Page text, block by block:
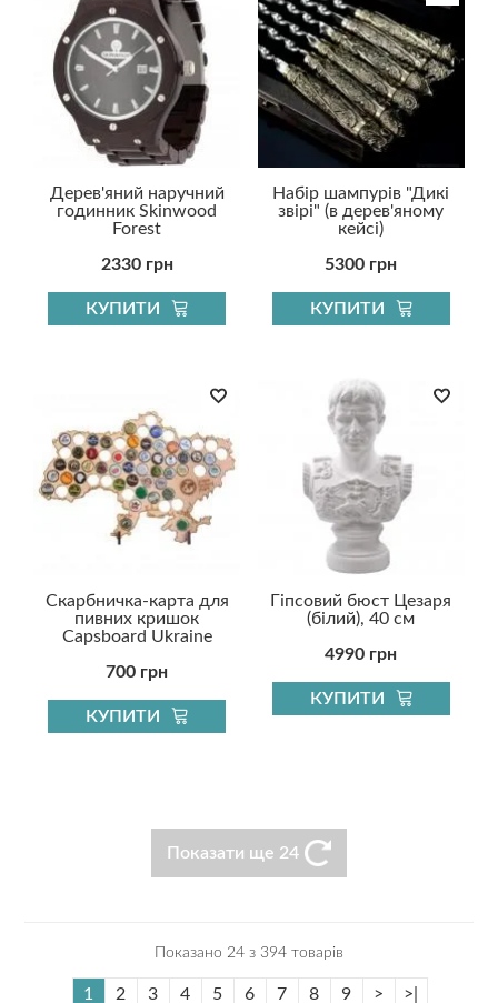
Дерев'яний наручний
годинник Skinwood
Forest
2330 грн
КУПИТИ
Набір шампурів "Дикі
звірі" (в дерев'яному
кейсі)
5300 грн
КУПИТИ
Скарбничка-карта для
пивних кришок
Capsboard Ukraine
700 грн
КУПИТИ
Гіпсовий бюст Цезаря
(білий), 40 см
4990 грн
КУПИТИ
Показати ще 24
Показано 24 з 394 товарів
1 2 3 4 5 6 7 8 9 > >|